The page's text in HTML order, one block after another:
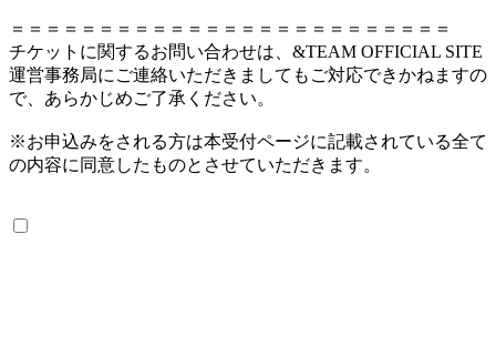
＝＝＝＝＝＝＝＝＝＝＝＝＝＝＝＝＝＝＝＝＝＝＝＝＝
チケットに関するお問い合わせは、&TEAM OFFICIAL SITE
運営事務局にご連絡いただきましてもご対応できかねますの
で、あらかじめご了承ください。
※お申込みをされる方は本受付ページに記載されている全て
の内容に同意したものとさせていただきます。